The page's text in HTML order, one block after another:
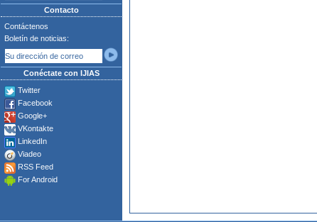
Contacto
Contáctenos
Boletín de noticias:
Conéctate con IJIAS
Twitter
Facebook
Google+
VKontakte
LinkedIn
Viadeo
RSS Feed
For Android